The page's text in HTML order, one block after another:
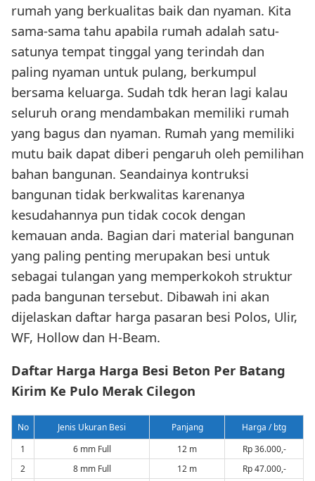
rumah yang berkualitas baik dan nyaman. Kita
sama-sama tahu apabila rumah adalah satu-
satunya tempat tinggal yang terindah dan
paling nyaman untuk pulang, berkumpul
bersama keluarga. Sudah tdk heran lagi kalau
seluruh orang mendambakan memiliki rumah
yang bagus dan nyaman. Rumah yang memiliki
mutu baik dapat diberi pengaruh oleh pemilihan
bahan bangunan. Seandainya kontruksi
bangunan tidak berkwalitas karenanya
kesudahannya pun tidak cocok dengan
kemauan anda. Bagian dari material bangunan
yang paling penting merupakan besi untuk
sebagai tulangan yang memperkokoh struktur
pada bangunan tersebut. Dibawah ini akan
dijelaskan daftar harga pasaran besi Polos, Ulir,
WF, Hollow dan H-Beam.
Daftar Harga Harga Besi Beton Per Batang
Kirim Ke Pulo Merak Cilegon
No Jenis Ukuran Besi Panjang
Harga / btg
1
6 mm Full 12 m
Rp 36.000,-
2
8 mm Full 12 m
Rp 47.000,-